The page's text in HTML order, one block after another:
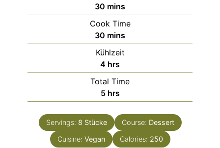
30 minutes
mins
Cook Time
30 minutes
mins
Kühlzeit
4 hours
hrs
Total Time
5hours
hrs
Servings: 8 Stücke Course: Dessert
Cuisine: Vegan Calories: 250